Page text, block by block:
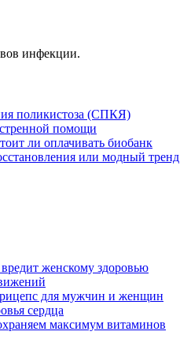
инфекции.
поликистоза (СПКЯ)
помощи
ли оплачивать биобанк
или модный тренд
женскому здоровью
для мужчин и женщин
сердца
максимум витаминов